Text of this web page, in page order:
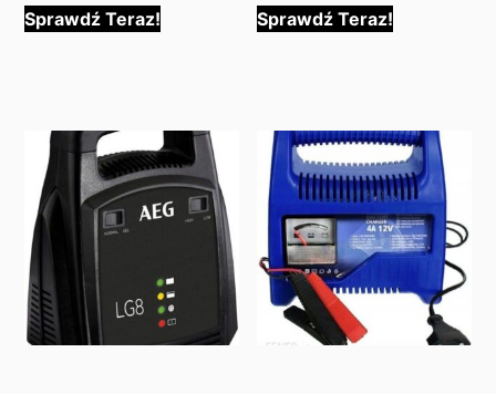
Sprawdź Teraz! Sprawdź Teraz!